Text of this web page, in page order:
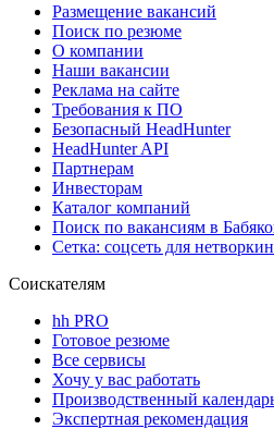
Размещение вакансий
Поиск по резюме
О компании
Наши вакансии
Реклама на сайте
Требования к ПО
Безопасный HeadHunter
HeadHunter API
Партнерам
Инвесторам
Каталог компаний
Поиск по вакансиям в
Сетка: соцсеть для
Соискателям
hh PRO
Готовое резюме
Все сервисы
Хочу у вас работать
Производственный
Экспертная рекомендация